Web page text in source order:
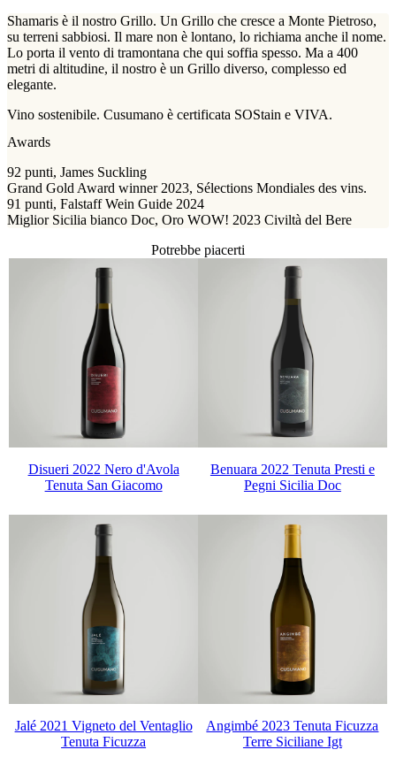
Shamaris è il nostro Grillo. Un Grillo che cresce a Monte Pietroso,
su terreni sabbiosi. Il mare non è lontano, lo richiama anche il nome.
Lo porta il vento di tramontana che qui soffia spesso. Ma a 400
metri di altitudine, il nostro è un Grillo diverso, complesso ed
elegante.
Vino sostenibile. Cusumano è certificata SOStain e VIVA.
Awards
92 punti, James Suckling
Grand Gold Award winner 2023, Sélections Mondiales des vins.
91 punti, Falstaff Wein Guide 2024
Miglior Sicilia bianco Doc, Oro WOW! 2023 Civiltà del Bere
Potrebbe piacerti
Disueri 2022 Nero d'Avola
Tenuta San Giacomo
Benuara 2022 Tenuta Presti e
Pegni Sicilia Doc
Jalé 2021 Vigneto del Ventaglio
Tenuta Ficuzza
Angimbé 2023 Tenuta Ficuzza
Terre Siciliane Igt